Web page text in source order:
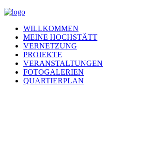
WILLKOMMEN
MEINE HOCHSTÄTT
VERNETZUNG
PROJEKTE
VERANSTALTUNGEN
FOTOGALERIEN
QUARTIERPLAN